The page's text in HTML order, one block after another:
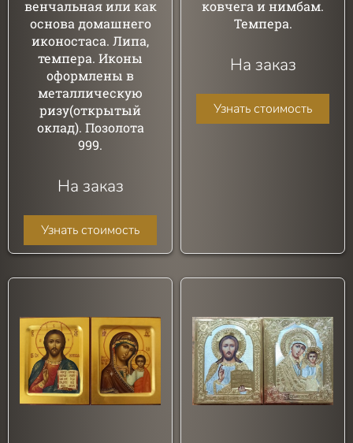
венчальная или как
основа домашнего
иконостаса. Липа,
темпера. Иконы
оформлены в
металлическую
ризу(открытый
оклад). Позолота
999.
На заказ
Узнать стоимость
ковчега и нимбам.
Темпера.
На заказ
Узнать стоимость